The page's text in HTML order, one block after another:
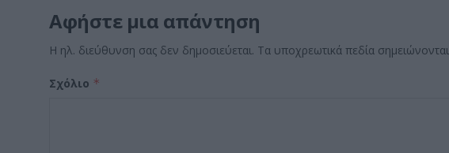
Αφήστε μια απάντηση
Η ηλ. διεύθυνση σας δεν δημοσιεύεται. Τα υποχρεωτικά πεδία
Σχόλιο *